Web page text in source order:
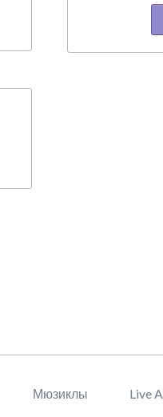
Анкеты с официального
Создатели манги
Мюзиклы Live